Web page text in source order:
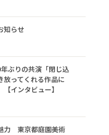
知らせ
ぶりの共演「閉じ込
放ってくれる作品に
インタビュー】
力 東京都庭園美術